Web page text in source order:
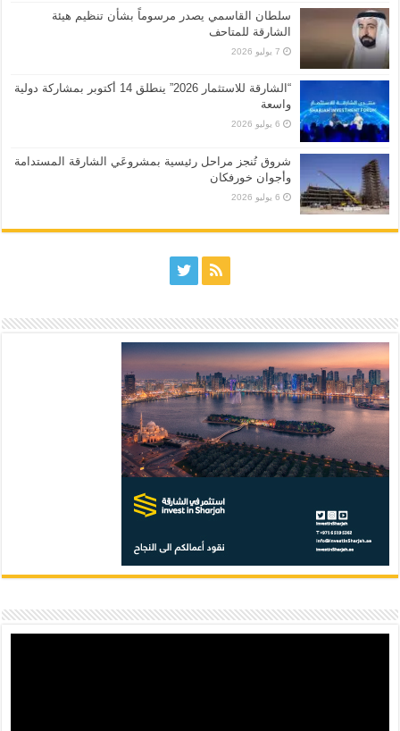
سلطان القاسمي يصدر مرسوماً بشأن تنظيم هيئة
الشارقة للمتاحف
7 يوليو 2026
“الشارقة للاستثمار 2026” ينطلق 14 أكتوبر بمشاركة دولية
واسعة
6 يوليو 2026
شروق تُنجز مراحل رئيسية بمشروعَي الشارقة المستدامة
وأجوان خورفكان
6 يوليو 2026